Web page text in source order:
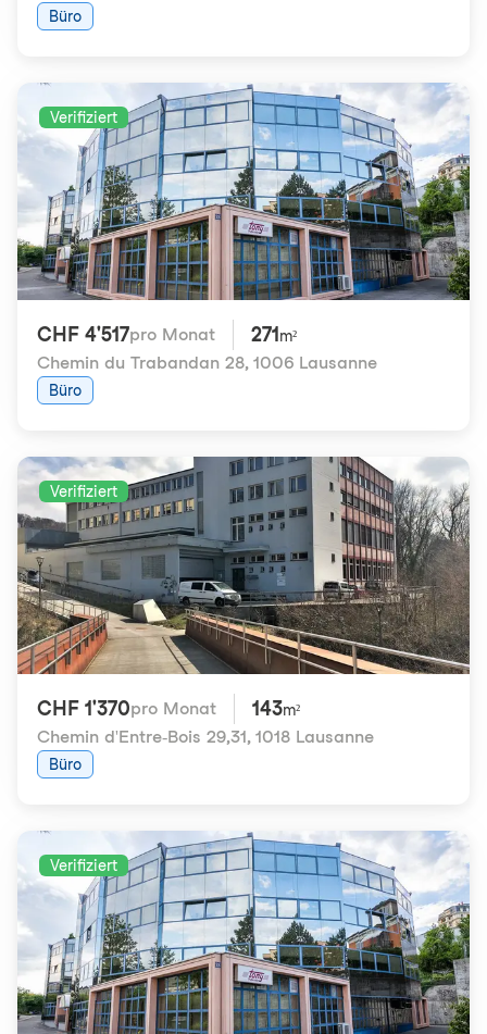
Büro
Verifiziert
CHF 4'517pro Monat 271 m²
Chemin du Trabandan 28, 1006 Lausanne
Büro
Verifiziert
CHF 1'370pro Monat 143m²
Chemin d'Entre-Bois 29,31, 1018 Lausanne
Büro
Verifiziert